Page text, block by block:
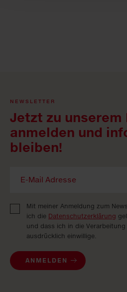
NEWSLETTER
Jetzt zu
anmelden und
bleiben!
Mit meiner Anmeldung zum
ich die Datenschutzerklärung
und dass ich in die
ausdrücklich einwillige.
ANMELDEN